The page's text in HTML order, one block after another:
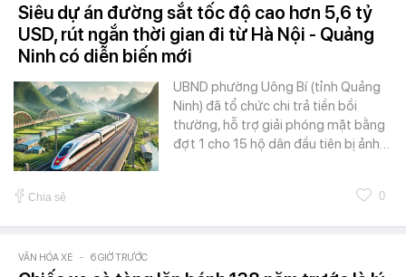
Siêu dự án đường sắt tốc độ cao hơn 5,6 tỷ
USD, rút ngắn thời gian đi từ Hà Nội - Quảng
Ninh có diễn biến mới
UBND phường Uông Bí (tỉnh Quảng
Ninh) đã tổ chức chi trả tiền bồi
thường, hỗ trợ giải phóng mặt bằng
đợt 1 cho 15 hộ dân đầu tiên bị ảnh…
Chia sẻ 0
VĂN HÓA XE - 6 GIỜ TRƯỚC